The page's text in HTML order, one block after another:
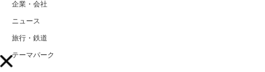
企業・会社
ニュース
旅行・鉄道
テーマパーク